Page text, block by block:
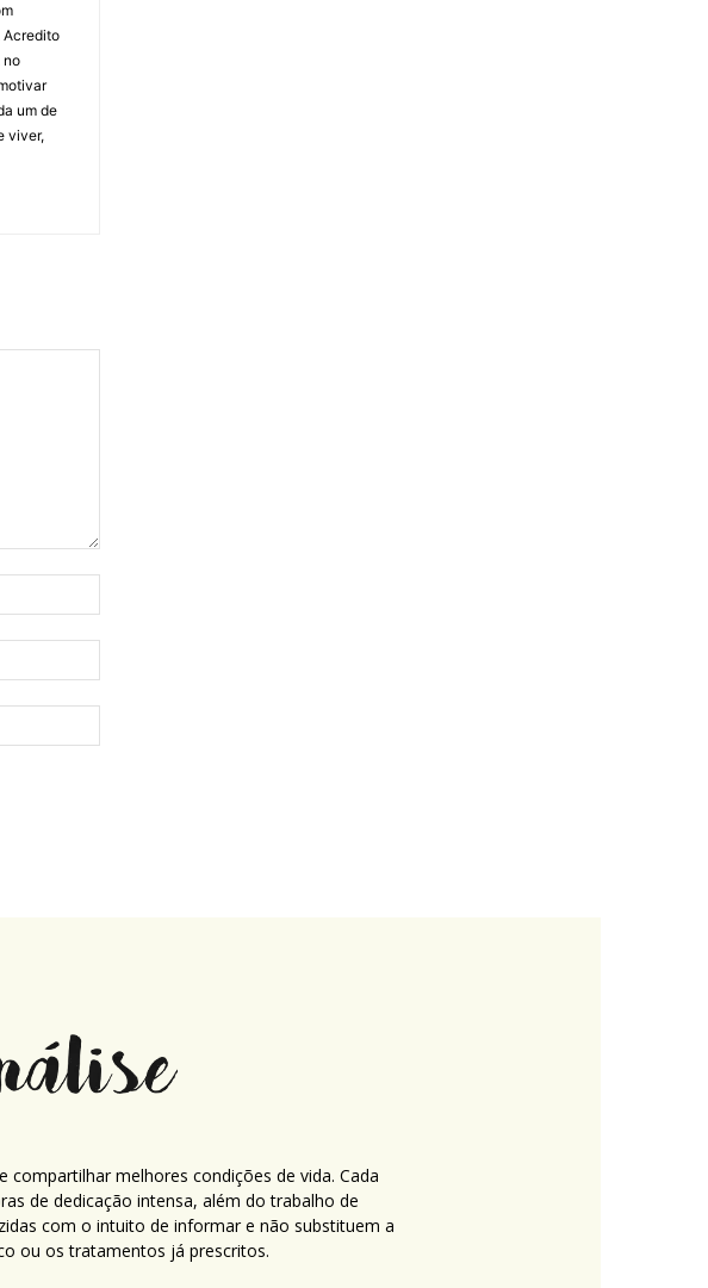
Acredito
no
um de
viver,
compartilhar melhores condições de vida. Cada
de dedicação intensa, além do trabalho de
com o intuito de informar e não substituem a
ou os tratamentos já prescritos.